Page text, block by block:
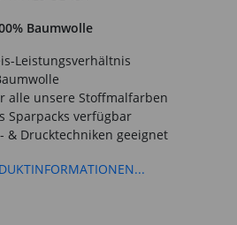
Baumwolle
Leistungsverhältnis
alle unsere Stoffmalfarben
Sparpacks verfügbar
& Drucktechniken geeignet